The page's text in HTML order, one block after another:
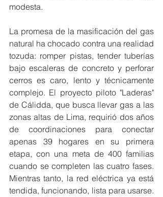
modesta.
La promesa de la masificación del gas
natural ha chocado contra una realidad
tozuda: romper pistas, tender tuberías
bajo escaleras de concreto y perforar
cerros es caro, lento y técnicamente
complejo. El proyecto piloto "Laderas"
de Cálidda, que busca llevar gas a las
zonas altas de Lima, requirió dos años
de coordinaciones para conectar
apenas 39 hogares en su primera
etapa, con una meta de 400 familias
cuando se completen las cuatro fases.
Mientras tanto, la red eléctrica ya está
tendida, funcionando, lista para usarse.